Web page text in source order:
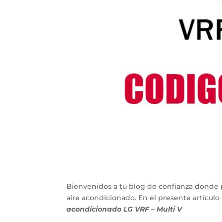
Bienvenidos a tu blog de confianza
aire acondicionado. En el presente
acondicionado LG VRF – Multi V